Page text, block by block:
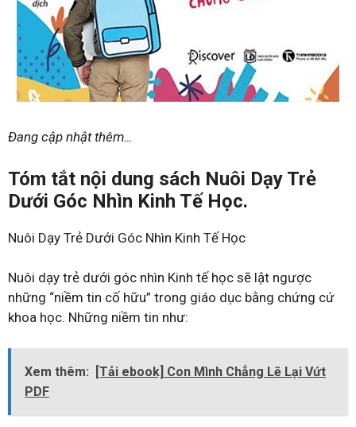
Đang cập nhật thêm…
Tóm tắt nội dung sách Nuôi Dạy Trẻ
Dưới Góc Nhìn Kinh Tế Học.
Nuôi Dạy Trẻ Dưới Góc Nhìn Kinh Tế Học
Nuôi dạy trẻ dưới góc nhìn Kinh tế học sẽ lật ngược
những “niềm tin cố hữu” trong giáo dục bằng chứng cứ
khoa học. Những niềm tin như:
Xem thêm:
[Tải ebook] Con Mình Chẳng Lẽ Lại Vứt
PDF